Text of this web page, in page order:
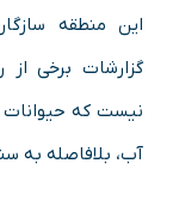
این منطقه
گزارشات برخی
نیست که حیوانات
آب، بلافاصله به